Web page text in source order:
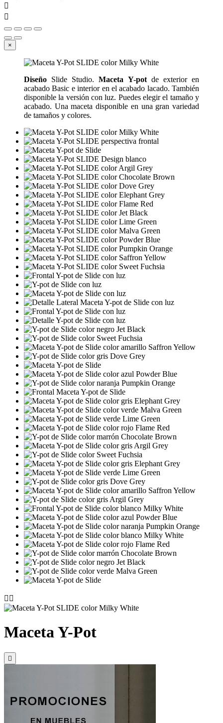


×
Diseño Slide Studio.Maceta Y-potde exterior en
acabado Basic e interior en el acabado lacado. También
disponible la versión con luz. Puedes elegir el tamaño y
acabado. Una maceta disponible en una gran variedad
de tamaños y colores.
 
Maceta Y-Pot
